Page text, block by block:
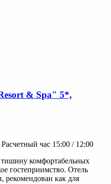
& Spa" 5*,
Расчетный час 15:00 / 12:00
тишину комфортабельных
гостеприимство. Отель
рекомендован как для